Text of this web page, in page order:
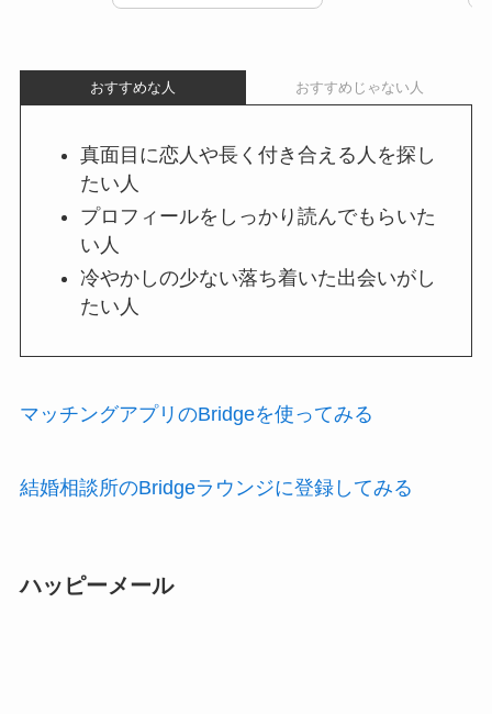
おすすめな人 おすすめじゃない人
真面目に恋人や長く付き合える人を探し
たい人
プロフィールをしっかり読んでもらいた
い人
冷やかしの少ない落ち着いた出会いがし
たい人
マッチングアプリのBridgeを使ってみる
結婚相談所のBridgeラウンジに登録してみる
ハッピーメール